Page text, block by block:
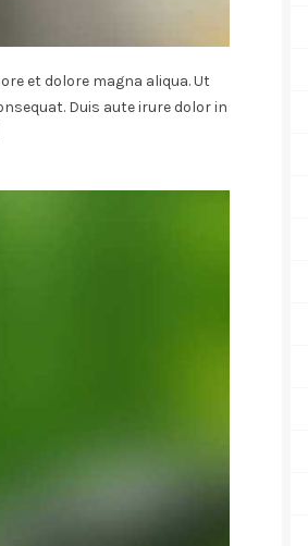
et dolore magna aliqua. Ut
Duis aute irure dolor in